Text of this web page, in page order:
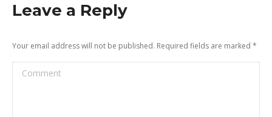
Leave a Reply
Your email address will not be published. Required fields are marked *
Comment